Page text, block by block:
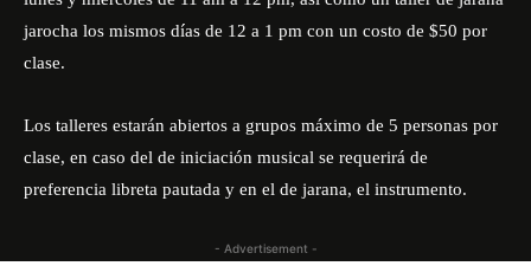
jarocha los mismos días de 12 a 1 pm con un costo de $50 por
clase.
Los talleres estarán abiertos a grupos máximo de 5 personas por
clase, en caso del de iniciación musical se requerirá de
preferencia libreta pautada y en el de jarana, el instrumento.
- Advertisement -